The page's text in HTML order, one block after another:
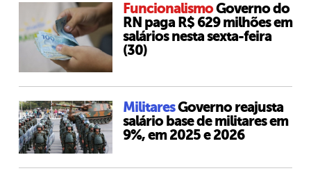
FuncionalismoGoverno do
RN paga R$ 629 milhões em
salários nesta sexta-feira
(30)
MilitaresGoverno reajusta
salário base de militares em
9%, em 2025 e 2026